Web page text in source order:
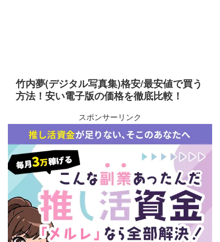
竹内夢(デジタル写真集)格安/最安値で買う
方法！安い電子版の価格を徹底比較！
スポンサーリンク